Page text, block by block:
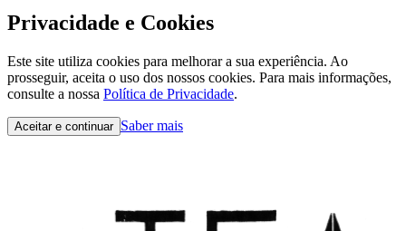
Privacidade e Cookies
Este site utiliza cookies para melhorar a sua experiência. Ao
prosseguir, aceita o uso dos nossos cookies. Para mais informações,
consulte a nossa Política de Privacidade.
Aceitar e continuar Saber mais